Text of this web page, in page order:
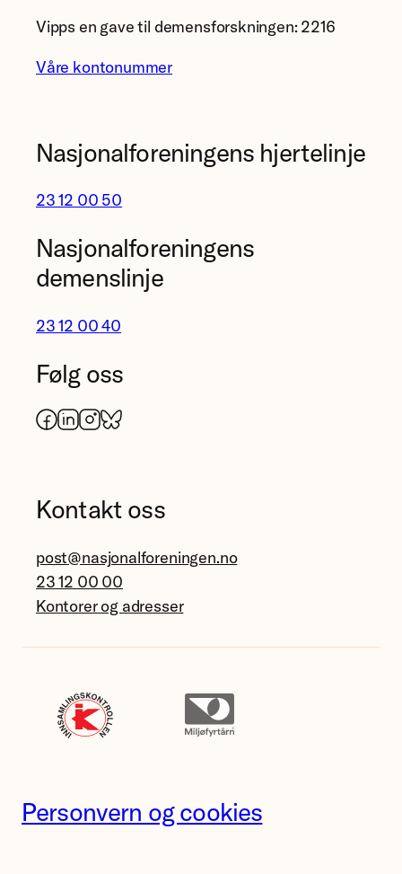
Vipps en gave til demensforskningen: 2216
Våre kontonummer
Nasjonalforeningens hjertelinje
23 12 00 50
Nasjonalforeningens
demenslinje
23 12 00 40
Følg oss
Facebook
LinkedIn
Instagram
Bluesky
Kontakt oss
post@nasjonalforeningen.no
23 12 00 00
Kontorer og adresser
Personvern og cookies